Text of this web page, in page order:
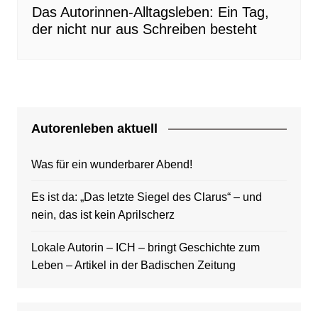
Das Autorinnen-Alltagsleben: Ein Tag,
der nicht nur aus Schreiben besteht
Autorenleben aktuell
Was für ein wunderbarer Abend!
Es ist da: „Das letzte Siegel des Clarus“ – und
nein, das ist kein Aprilscherz
Lokale Autorin – ICH – bringt Geschichte zum
Leben – Artikel in der Badischen Zeitung